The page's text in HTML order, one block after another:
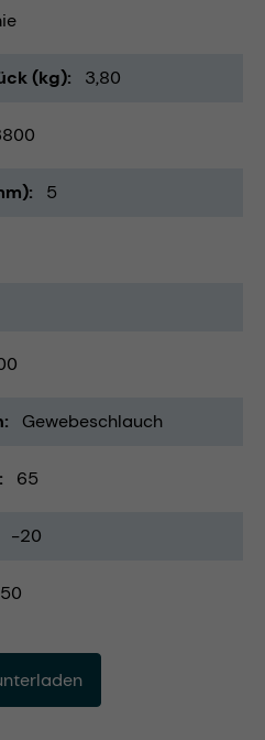
(kg) 3,80
5
Gewebeschlauch
65
-20